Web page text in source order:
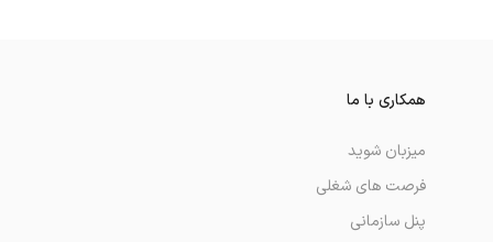
همکاری با ما
میزبان شوید
فرصت های شغلی
پنل سازمانی